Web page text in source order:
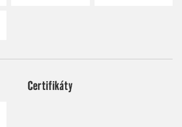
Certifikáty